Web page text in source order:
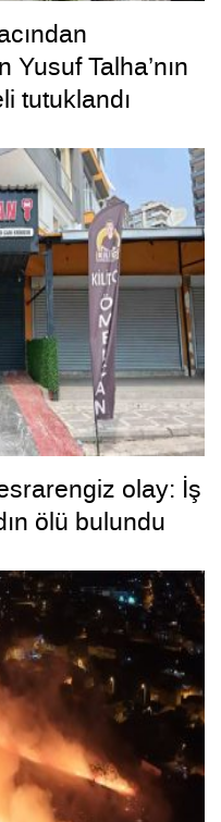
Talha’nın
tutuklandı
olay: İş
ölü bulundu